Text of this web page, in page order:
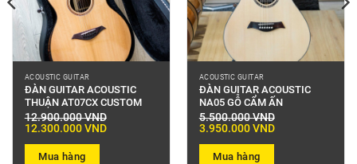
ACOUSTIC GUITAR
ĐÀN GUITAR ACOUSTIC
THUẬN AT07CX CUSTOM
12.900.000VND
Giá
gốc
là:
12.900.000 VND.
12.300.000VNDGiá
hiện
Mua hàng
ACOUSTIC GUITAR
ĐÀN GUITAR ACOUSTIC
NA05 GỖ CẨM ẤN
5.500.000VND
Giá
gốc
là:
5.500.000 VND.
3.950.000VNDGiá
hiện
tại
Mua hàng